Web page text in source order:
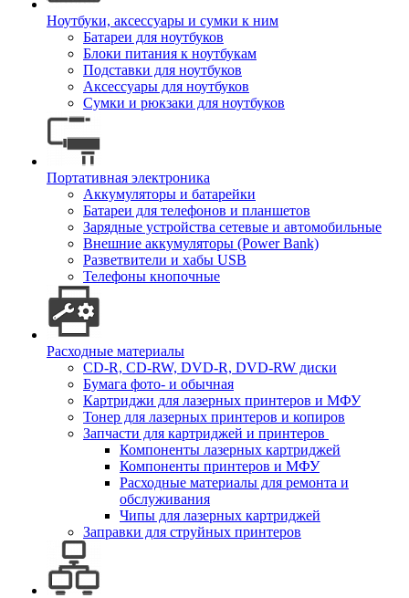
Ноутбуки, аксессуары и сумки к ним
Батареи для ноутбуков
Блоки питания к ноутбукам
Подставки для ноутбуков
Аксессуары для ноутбуков
Сумки и рюкзаки для ноутбуков
Портативная электроника
Аккумуляторы и батарейки
Батареи для телефонов и планшетов
Зарядные устройства сетевые и автомобильные
Внешние аккумуляторы (Power Bank)
Разветвители и хабы USB
Телефоны кнопочные
Расходные материалы
CD-R, CD-RW, DVD-R, DVD-RW диски
Бумага фото- и обычная
Картриджи для лазерных принтеров и МФУ
Тонер для лазерных принтеров и копиров
Запчасти для картриджей и принтеров
Компоненты лазерных картриджей
Компоненты принтеров и МФУ
Расходные материалы для ремонта и
обслуживания
Чипы для лазерных картриджей
Заправки для струйных принтеров